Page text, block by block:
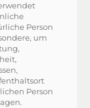
Person
um
Person